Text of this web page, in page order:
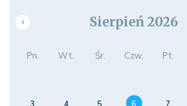
Sierpień 2026
Pn. Wt. Śr. Czw. Pt.